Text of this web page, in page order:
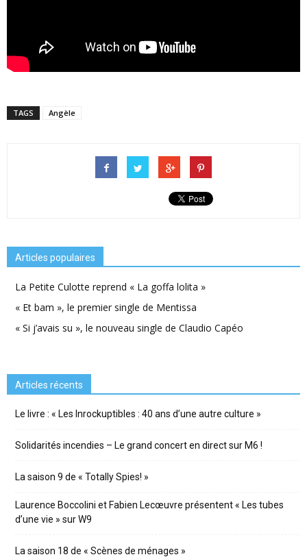
TAGS Angèle
Articles populaires
La Petite Culotte reprend « La goffa lolita »
« Et bam », le premier single de Mentissa
« Si j’avais su », le nouveau single de Claudio Capéo
Articles récents
Le livre : « Les Inrockuptibles : 40 ans d’une autre culture »
Solidarités incendies – Le grand concert en direct sur M6 !
La saison 9 de « Totally Spies! »
Laurence Boccolini et Fabien Lecœuvre présentent « Les tubes
d’une vie » sur W9
La saison 18 de « Scènes de ménages »